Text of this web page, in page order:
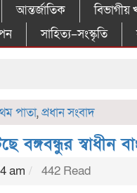
আন্তর্জাতিক বিভাগীয়
সাহিত্য–সংস্কৃতি
পাতা,প্রধান সংবাদ
বঙ্গবন্ধুর স্বাধীন
am 442 Read